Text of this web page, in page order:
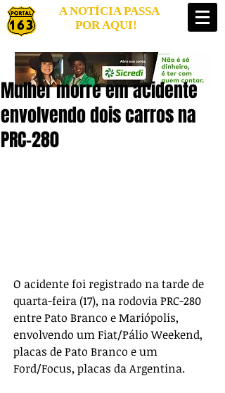
A NOTÍCIA PASSA
POR AQUI!
Mulher morre em acidente
envolvendo dois carros na
PRC-280
O acidente foi registrado na tarde de
quarta-feira (17), na rodovia PRC-280
entre Pato Branco e Mariópolis,
envolvendo um Fiat/Pálio Weekend,
placas de Pato Branco e um
Ford/Focus, placas da Argentina.